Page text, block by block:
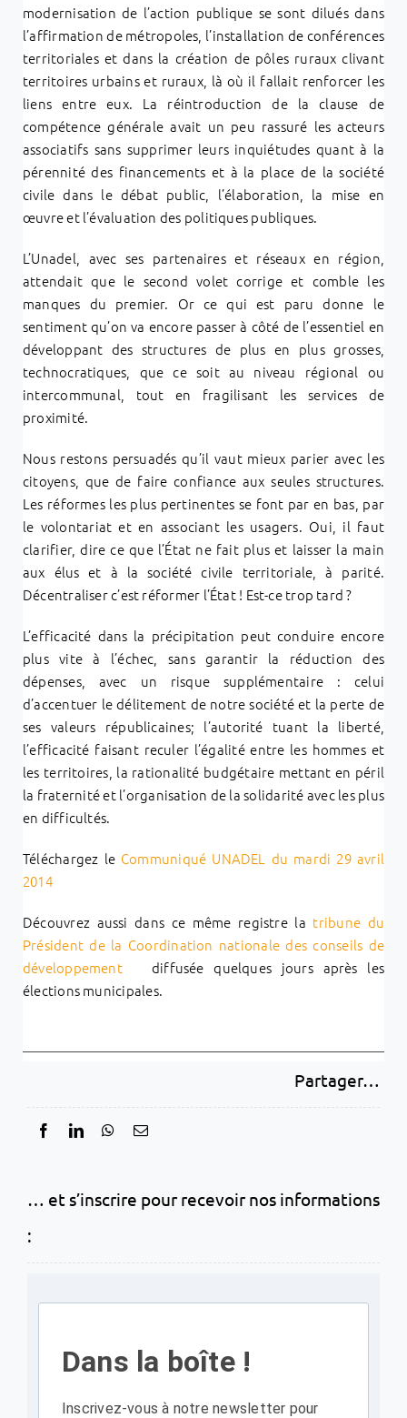
modernisation de l’action publique se sont dilués dans
l’affirmation de métropoles, l’installation de conférences
territoriales et dans la création de pôles ruraux clivant
territoires urbains et ruraux, là où il fallait renforcer les
liens entre eux. La réintroduction de la clause de
compétence générale avait un peu rassuré les acteurs
associatifs sans supprimer leurs inquiétudes quant à la
pérennité des financements et à la place de la société
civile dans le débat public, l’élaboration, la mise en
œuvre et l’évaluation des politiques publiques.
L’Unadel, avec ses partenaires et réseaux en région,
attendait que le second volet corrige et comble les
manques du premier. Or ce qui est paru donne le
sentiment qu’on va encore passer à côté de l’essentiel en
développant des structures de plus en plus grosses,
technocratiques, que ce soit au niveau régional ou
intercommunal, tout en fragilisant les services de
proximité.
Nous restons persuadés qu’il vaut mieux parier avec les
citoyens, que de faire confiance aux seules structures.
Les réformes les plus pertinentes se font par en bas, par
le volontariat et en associant les usagers. Oui, il faut
clarifier, dire ce que l’État ne fait plus et laisser la main
aux élus et à la société civile territoriale, à parité.
Décentraliser c’est réformer l’État ! Est-ce trop tard ?
L’efficacité dans la précipitation peut conduire encore
plus vite à l’échec, sans garantir la réduction des
dépenses, avec un risque supplémentaire : celui
d’accentuer le délitement de notre société et la perte de
ses valeurs républicaines; l’autorité tuant la liberté,
l’efficacité faisant reculer l’égalité entre les hommes et
les territoires, la rationalité budgétaire mettant en péril
la fraternité et l’organisation de la solidarité avec les plus
en difficultés.
Téléchargez le Communiqué UNADEL du mardi 29 avril
2014
Découvrez aussi dans ce même registre la tribune du
Président de la Coordination nationale des conseils de
développementdiffusée quelques jours après les
élections municipales.
Partager…
… et s’inscrire pour recevoir nos informations
:
Dans la boîte !
Inscrivez-vous à notre newsletter pour